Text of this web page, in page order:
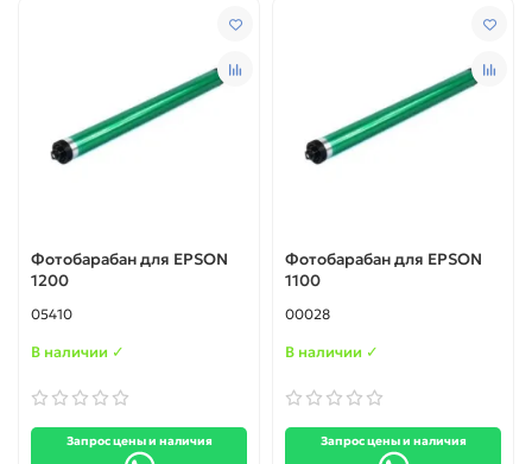
Фотобарабан для EPSON
1200
05410
В наличии ✓
Запрос цены и наличия
Фотобарабан для EPSON
1100
00028
В наличии ✓
Запрос цены и наличия